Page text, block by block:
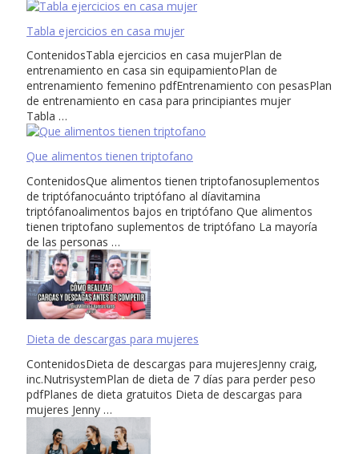
Tabla ejercicios en casa mujer
ContenidosTabla ejercicios en casa mujerPlan de
entrenamiento en casa sin equipamientoPlan de
entrenamiento femenino pdfEntrenamiento con pesasPlan
de entrenamiento en casa para principiantes mujer
Tabla …
Que alimentos tienen triptofano
ContenidosQue alimentos tienen triptofanosuplementos
de triptófanocuánto triptófano al díavitamina
triptófanoalimentos bajos en triptófano Que alimentos
tienen triptofano suplementos de triptófano La mayoría
de las personas …
Dieta de descargas para mujeres
ContenidosDieta de descargas para mujeresJenny craig,
inc.NutrisystemPlan de dieta de 7 días para perder peso
pdfPlanes de dieta gratuitos Dieta de descargas para
mujeres Jenny …